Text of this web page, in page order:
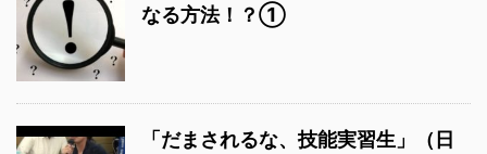
なる方法！？①
「だまされるな、技能実習生」（日